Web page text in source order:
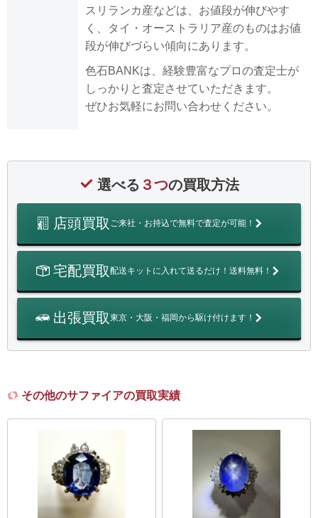
スリランカ産などは、お値段が伸びやす
く、タイ・オーストラリア産のものはお値
段が伸びづらい傾向にあります。
色石BANKは、経験豊富なプロの査定士が
しっかりと査定させていただきます。
ぜひお気軽にお問い合わせください。
選べる ３つの買取方法
店頭買取 ご来社・お持込で無料で査定が可能！
宅配買取配送キットに入れて送るだけ！送料無料！
出張買取東京・大阪・福岡から駆け付けます！
その他のサファイアの買取実績